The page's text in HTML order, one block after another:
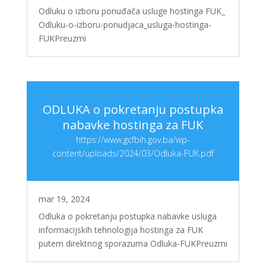
Odluku o izboru ponuđača usluge hostinga FUK_
Odluku-o-izboru-ponudjaca_usluga-hostinga-
FUKPreuzmi
ODLUKA o pokretanju postupka
nabavke hostinga za FUK
https://www.gcfbih.gov.ba/wp-
content/uploads/2024/03/Odluka-FUK.pdf
mar 19, 2024
Odluka o pokretanju postupka nabavke usluga
informacijskih tehnologija hostinga za FUK
putem direktnog sporazuma Odluka-FUKPreuzmi